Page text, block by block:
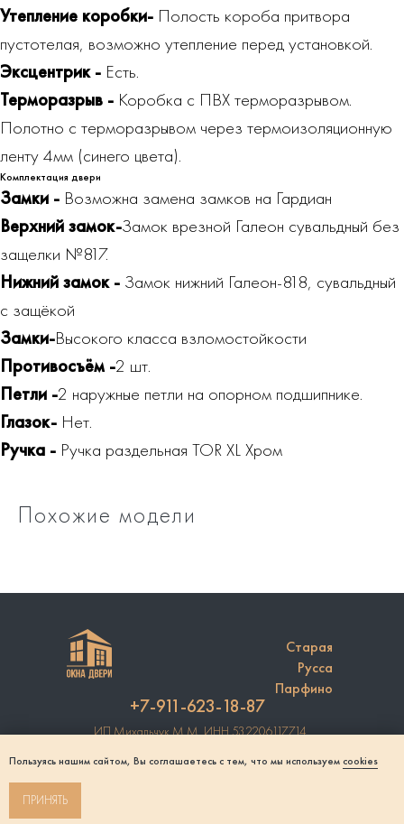
Утепление коробки- Полость короба притвора
пустотелая, возможно утепление перед установкой.
Эксцентрик - Есть.
Терморазрыв - Коробка с ПВХ терморазрывом.
Полотно с терморазрывом через термоизоляционную
ленту 4мм (синего цвета).
Комплектация двери
Замки - Возможна замена замков на Гардиан
Верхний замок-Замок врезной Галеон сувальдный без
защелки №817.
Нижний замок - Замок нижний Галеон-818, сувальдный
с защёкой
Замки-Высокого класса взломостойкости
Противосъём -2 шт.
Петли -2 наружные петли на опорном подшипнике.
Глазок- Нет.
Ручка - Ручка раздельная TOR XL Хром
Похожие модели
Пользуясь нашим сайтом, Вы соглашаетесь с тем, что мы используемcookies
ПРИНЯТЬ
Старая
Русса
Парфино
+7-911-623-18-87
ИП Михальчук М.М. ИНН 532206117714